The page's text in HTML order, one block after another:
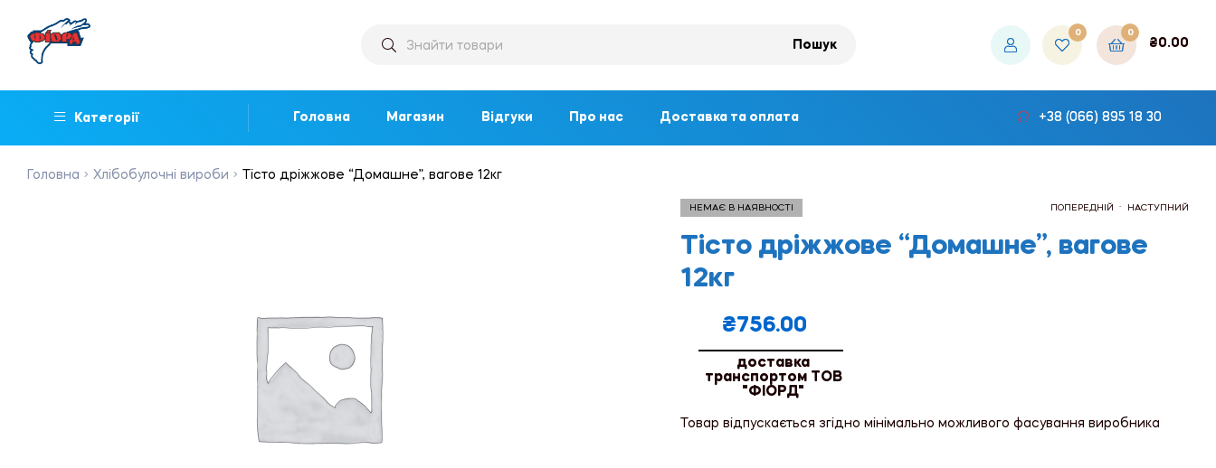
Пошук
0 0
₴0.00
Категорії Головна Магазин Відгуки Про нас Доставка та оплата +38 (066) 895 18 30
Головна Хлібобулочні вироби Тісто дріжжове “Домашне”, вагове 12кг
ПОПЕРЕДНІЙ НАСТУПНИЙ
НЕМАЄ В НАЯВНОСТІ
Тісто дріжжове “Домашне”, вагове
12кг
₴756.00
доставка
транспортом ТОВ
"ФІОРД"
Товар відпускається згідно мінімально можливого фасування виробника